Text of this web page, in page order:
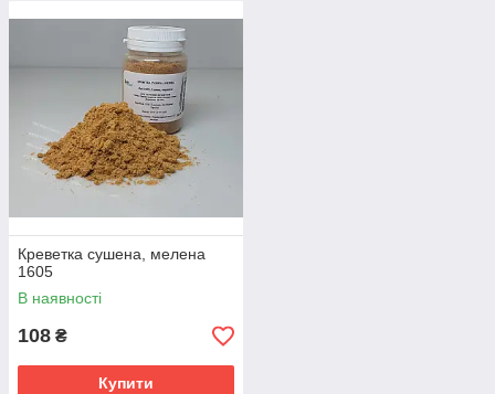
Креветка сушена, мелена
1605
В наявності
108 ₴
Купити